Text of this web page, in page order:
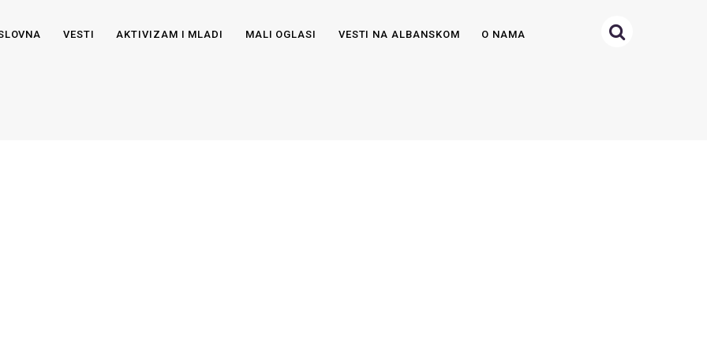
VESTI AKTIVIZAM I MLADI MALI OGLASI VESTI NA ALBANSKOM O NAMA